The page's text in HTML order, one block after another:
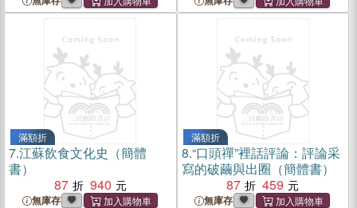
滿額折
7.江蘇飲食文化史（簡體
書）
87
940
無庫存
滿額折
8.“口頭禪”裡話評論：評論采
寫的破繭與出圈（簡體書）
87
459
無庫存